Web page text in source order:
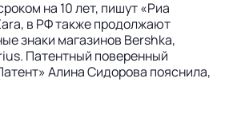
на 10 лет, пишут «Риа
в РФ также продолжают
знаки магазинов Bershka,
Патентный поверенный
Алина Сидорова пояснила,